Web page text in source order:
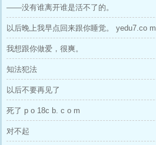
——没有谁离开谁是活不了的。
以后晚上我早点回来跟你睡觉。 yedu7.co m
我想跟你做爱，很爽。
知法犯法
以后不要再见了
死了 p o 18c b. c o m
对不起